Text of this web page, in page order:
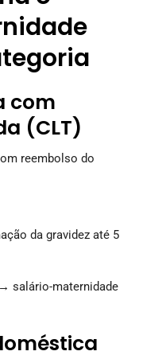
com
(CLT)
reembolso do
da gravidez até 5
salário-maternidade